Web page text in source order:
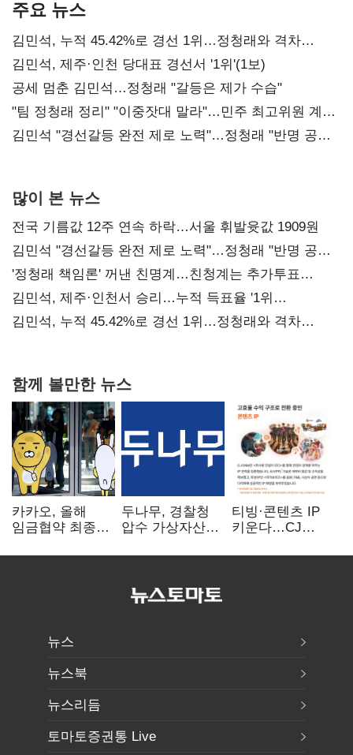
주요 뉴스
김민석, 누적 45.42%로 경선 1위…정청래와 격차
0.86%p(2보)
김민석, 제주·인천 당대표 경선서 '1위'(1보)
공세 멈춘 김민석…정청래 "갈등은 제가 수습"
"팀 정청래 정리" "이중잣대 말라"…민주 최고위원 계파
다툼 격화
김민석 "경선갈등 완전 제로 노력"…정청래 "반명 공세
많이 본 뉴스
전국 기름값 12주 연속 하락…서울 휘발윳값 1909원
김민석 "경선갈등 완전 제로 노력"…정청래 "반명 공세
사과부터"
'정청래 책임론' 꺼낸 친명계…친청계는 추가투표
때리기
김민석, 제주·인천서 승리…누적 득표율 '1위
탈환'(종합)
김민석, 누적 45.42%로 경선 1위…정청래와 격차
함께 볼만한 뉴스
카카오, 올해
임금협약 최종
인상·격려금
두나무, 경찰청
압수 가상자산
커스터디 사업
티빙·콘텐츠 IP
키운다…CJ
글로벌 확장 가속
뉴스
뉴스북
뉴스리듬
토마토증권통 Live